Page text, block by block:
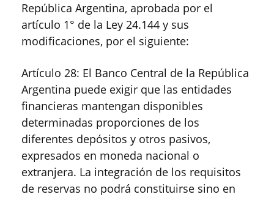
República Argentina, aprobada por el
artículo 1° de la Ley 24.144 y sus
modificaciones, por el siguiente:
Artículo 28: El Banco Central de la República
Argentina puede exigir que las entidades
financieras mantengan disponibles
determinadas proporciones de los
diferentes depósitos y otros pasivos,
expresados en moneda nacional o
extranjera. La integración de los requisitos
de reservas no podrá constituirse sino en